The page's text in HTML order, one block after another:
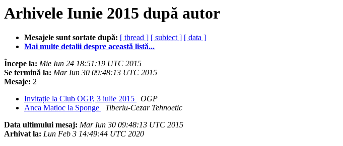
Arhivele Iunie 2015 după autor
Mesajele sunt sortate după: [ thread ] [ subiect ] [ data ]
Mai multe detalii despre această listă...
Începe la: Mie Iun 24 18:51:19 UTC 2015
Se termină la: Mar Iun 30 09:48:13 UTC 2015
Mesaje: 2
Invitație la Club OGP, 3 iulie 2015
OGP
Anca Matioc la Sponge
Tiberiu-Cezar Tehnoetic
Data ultimului mesaj: Mar Iun 30 09:48:13 UTC 2015
Arhivat la: Lun Feb 3 14:49:44 UTC 2020